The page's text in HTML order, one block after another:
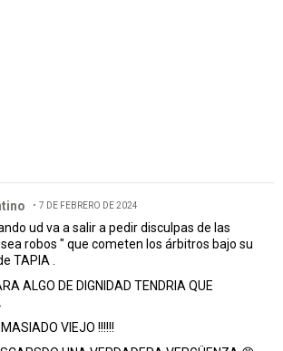
7 DE FEBRERO DE 2024
ud va a salir a pedir disculpas de las
robos " que cometen los árbitros bajo su
TAPIA .
ALGO DE DIGNIDAD TENDRIA QUE
VIEJO !!!!!!